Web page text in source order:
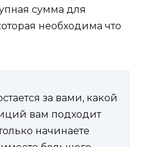
сумма для
необходима что
за вами, какой
вам подходит
начинаете